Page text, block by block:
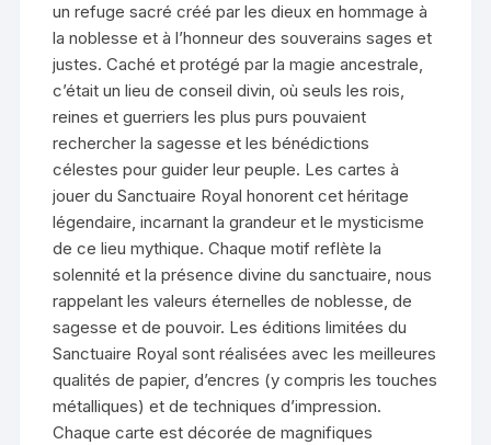
un refuge sacré créé par les dieux en hommage à
la noblesse et à l’honneur des souverains sages et
justes. Caché et protégé par la magie ancestrale,
c’était un lieu de conseil divin, où seuls les rois,
reines et guerriers les plus purs pouvaient
rechercher la sagesse et les bénédictions
célestes pour guider leur peuple. Les cartes à
jouer du Sanctuaire Royal honorent cet héritage
légendaire, incarnant la grandeur et le mysticisme
de ce lieu mythique. Chaque motif reflète la
solennité et la présence divine du sanctuaire, nous
rappelant les valeurs éternelles de noblesse, de
sagesse et de pouvoir. Les éditions limitées du
Sanctuaire Royal sont réalisées avec les meilleures
qualités de papier, d’encres (y compris les touches
métalliques) et de techniques d’impression.
Chaque carte est décorée de magnifiques